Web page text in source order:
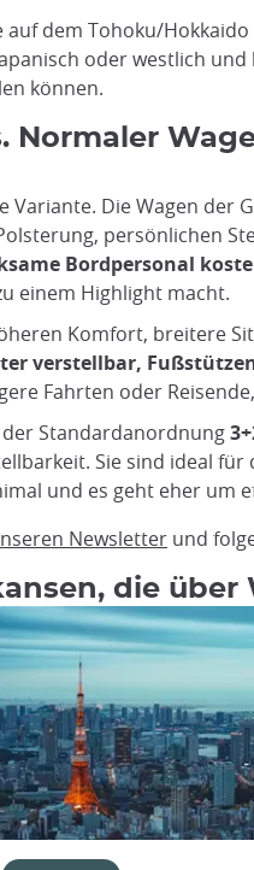
dem Tohoku/
oder westlich
können.
Normaler
Variante. Die Wagen der
persönlichen
Bordpersonal
einem Highlight macht.
Komfort, breitere
verstellbar,
Fahrten oder
der Standardanordnung
Sie sind ideal
und es geht eher um
Newsletter und
die über